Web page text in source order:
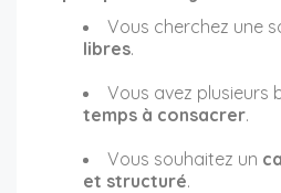
Vous cherchez une
libres.
Vous avez plusieurs
temps à consacrer.
Vous souhaitez un
et structuré.